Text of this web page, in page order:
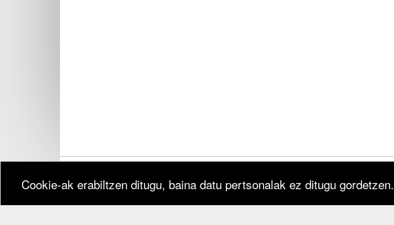
Cookie-ak erabiltzen ditugu, baina datu pertsonalak ez ditugu gordetzen.